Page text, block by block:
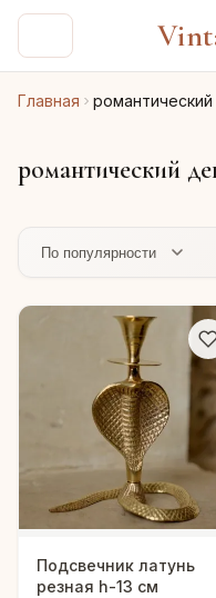
Главная
романтический
Подсвечник латунь
резная h-13 см